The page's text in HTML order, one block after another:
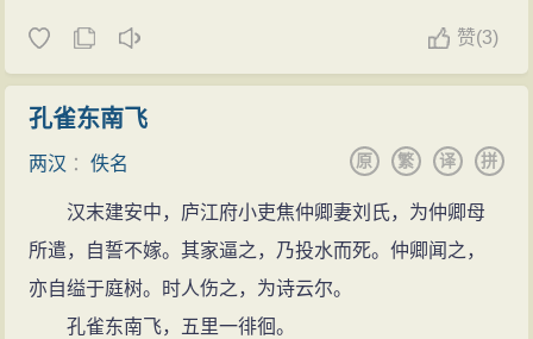
赞(3)
孔雀东南飞
两汉 ：佚名 拼
译
繁
原
汉末建安中，庐江府小吏焦仲卿妻刘氏，为仲卿母
所遣，自誓不嫁。其家逼之，乃投水而死。仲卿闻之，
亦自缢于庭树。时人伤之，为诗云尔。
孔雀东南飞，五里一徘徊。